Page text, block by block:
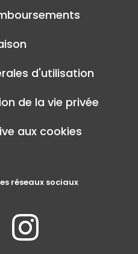
d'utilisation
de la vie privée
aux cookies
réseaux sociaux